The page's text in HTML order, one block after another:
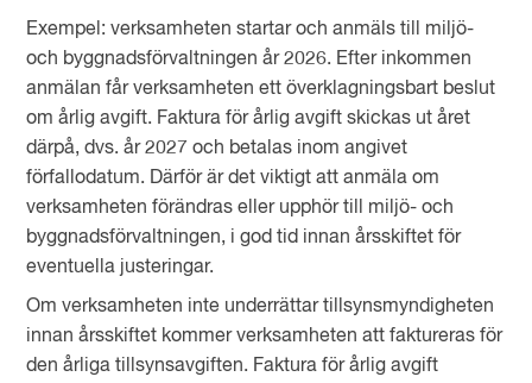
Exempel: verksamheten startar och anmäls till miljö-
och byggnadsförvaltningen år 2026. Efter inkommen
anmälan får verksamheten ett överklagningsbart beslut
om årlig avgift. Faktura för årlig avgift skickas ut året
därpå, dvs. år 2027 och betalas inom angivet
förfallodatum. Därför är det viktigt att anmäla om
verksamheten förändras eller upphör till miljö- och
byggnadsförvaltningen, i god tid innan årsskiftet för
eventuella justeringar.
Om verksamheten inte underrättar tillsynsmyndigheten
innan årsskiftet kommer verksamheten att faktureras för
den årliga tillsynsavgiften. Faktura för årlig avgift